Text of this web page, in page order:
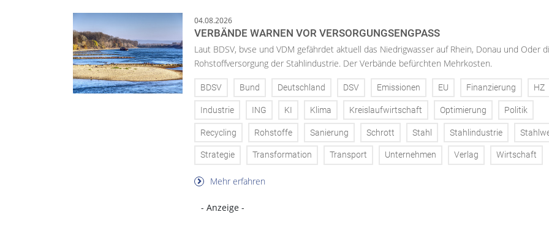
04.08.2026
VERBÄNDE WARNEN VOR VERSORGUNGSENGPASS
Laut BDSV, bvse und VDM gefährdet aktuell das Niedrigwasser auf Rhein, Donau und Oder
Rohstoffversorgung der Stahlindustrie. Der Verbände befürchten Mehrkosten.
BDSV Bund Deutschland DSV Emissionen EU Finanzierung HZ
Industrie ING KI Klima Kreislaufwirtschaft Optimierung Politik
Recycling Rohstoffe Sanierung Schrott Stahl Stahlindustrie
Strategie Transformation Transport Unternehmen Verlag Wirtschaft
Mehr erfahren
- Anzeige -